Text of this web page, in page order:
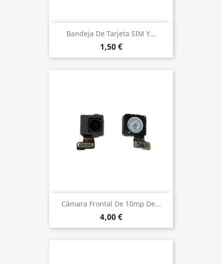
Bandeja De Tarjeta SIM Y...
1,50 €
Cámara Frontal De 10mp De...
4,00 €